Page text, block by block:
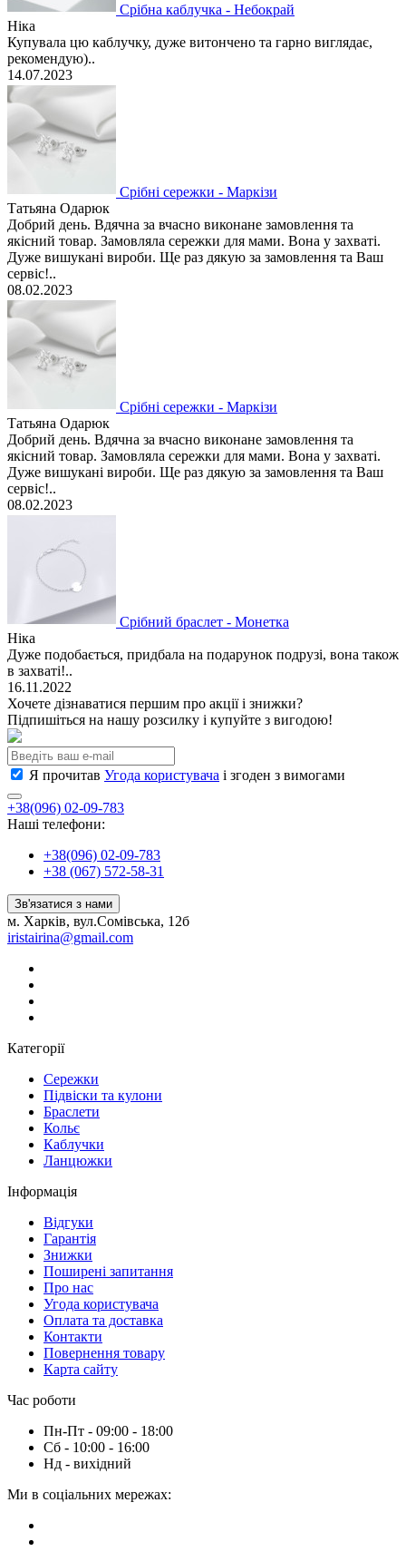
Срібна каблучка - Небокрай
Ніка
Купувала цю каблучку, дуже витончено та гарно виглядає,
рекомендую)..
14.07.2023
Срібні сережки - Маркізи
Татьяна Одарюк
Добрий день. Вдячна за вчасно виконане замовлення та
якісний товар. Замовляла сережки для мами. Вона у захваті.
Дуже вишукані вироби. Ще раз дякую за замовлення та Ваш
сервіс!..
08.02.2023
Срібні сережки - Маркізи
Татьяна Одарюк
Добрий день. Вдячна за вчасно виконане замовлення та
якісний товар. Замовляла сережки для мами. Вона у захваті.
Дуже вишукані вироби. Ще раз дякую за замовлення та Ваш
сервіс!..
08.02.2023
Срібний браслет - Монетка
Ніка
Дуже подобається, придбала на подарунок подрузі, вона також
в захваті!..
16.11.2022
Хочете дізнаватися першим про акції і знижки?
Підпишіться на нашу розсилку і купуйте з вигодою!
Я прочитав Угода користувача і згоден з вимогами
+38(096) 02-09-783
Наші телефони:
+38(096) 02-09-783
+38 (067) 572-58-31
Зв'язатися з нами
м. Харків, вул.Сомівська, 12б
iristairina@gmail.com
Категорії
Сережки
Підвіски та кулони
Браслети
Кольє
Каблучки
Ланцюжки
Інформація
Вiдгуки
Гарантія
Знижки
Поширені запитання
Про нас
Угода користувача
Оплата та доставка
Контакти
Повернення товару
Карта сайту
Час роботи
Пн-Пт - 09:00 - 18:00
Сб - 10:00 - 16:00
Нд - вихiдний
Ми в соціальних мережах: